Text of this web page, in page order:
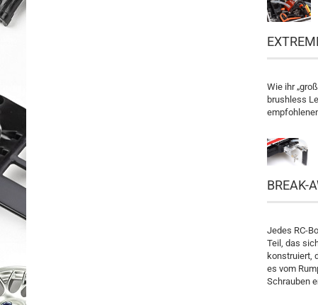
Wie ihr
brushless
BREAK-
Jedes RC-
Teil, das
konstruiert,
es vom
Schrauben